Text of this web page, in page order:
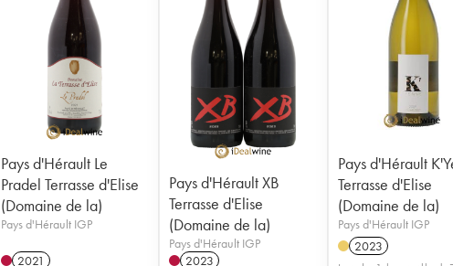
Pays d'Hérault Le
Pradel Terrasse d'Elise
(Domaine de la)
Pays d'Hérault IGP
2021
Pays d'Hérault XB
Terrasse d'Elise
(Domaine de la)
Pays d'Hérault IGP
2023
Pays d'Hérault
Terrasse d'Elise
(Domaine de la)
Pays d'Hérault IGP
2023